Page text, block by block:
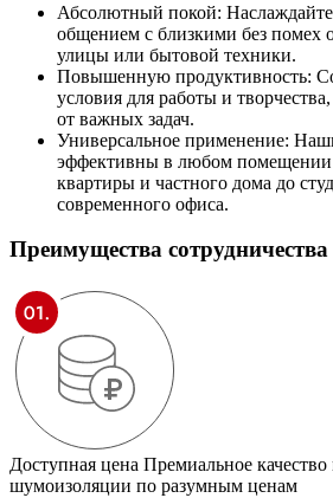
Абсолютный покой:
общением с близкими без помех
улицы или бытовой техники.
Повышенную продуктивность:
условия для работы и
от важных задач.
Универсальное применение:
эффективны в любом
квартиры и частного дома до
современного офиса.
Преимущества сотрудничества
Доступная цена Премиальное качество
шумоизоляции по разумным ценам